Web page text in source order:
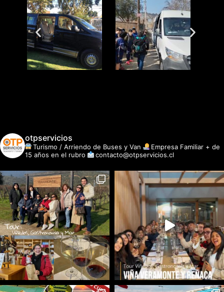
otpservicios
Turismo / Arriendo de Buses y Van
Empresa Familiar + de
15 años en el rubro
contacto@otpservicios.cl